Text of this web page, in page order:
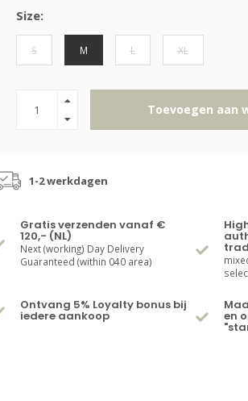
Size:
S M L XL
Toevoegen aan
1-2 werkdagen
Gratis verzenden vanaf €
120,- (NL)
Next (working) Day Delivery
Guaranteed (within 040 area)
Ontvang 5% Loyalty bonus bij
iedere aankoop en